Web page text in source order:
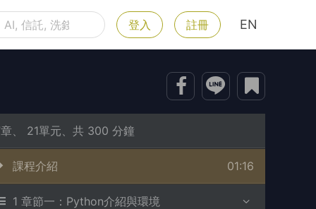
登入 註冊
、 21單元、共 300 分鐘
課程介紹 01:16
1 章節一：Python介紹與環境